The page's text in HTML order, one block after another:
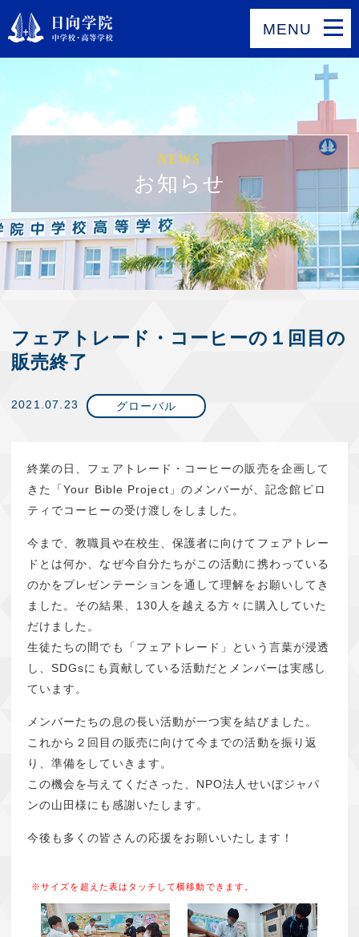
MENU
NEWS
お知らせ
フェアトレード・コーヒーの１回目の
販売終了
2021.07.23 グローバル
終業の日、フェアトレード・コーヒーの販売を企画して
きた「Your Bible Project」のメンバーが、記念館ピロ
ティでコーヒーの受け渡しをしました。
今まで、教職員や在校生、保護者に向けてフェアトレー
ドとは何か、なぜ今自分たちがこの活動に携わっている
のかをプレゼンテーションを通して理解をお願いしてき
ました。その結果、130人を越える方々に購入していた
だけました。
生徒たちの間でも「フェアトレード」という言葉が浸透
し、SDGsにも貢献している活動だとメンバーは実感し
ています。
メンバーたちの息の長い活動が一つ実を結びました。
これから２回目の販売に向けて今までの活動を振り返
り、準備をしていきます。
この機会を与えてくださった、NPO法人せいぼジャパ
ンの山田様にも感謝いたします。
今後も多くの皆さんの応援をお願いいたします！